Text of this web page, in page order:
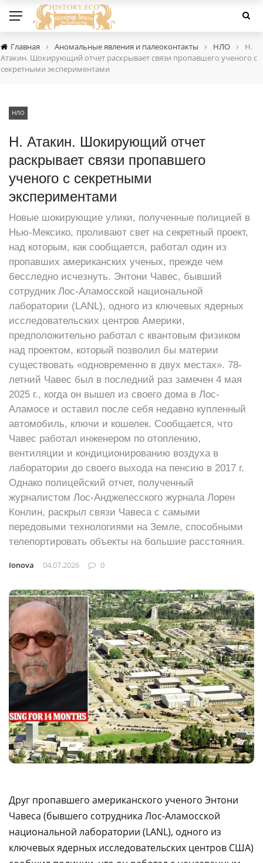
Главная › Аномальные явления и палеоконтакты › НЛО ›
Н.
Атакин. Шокирующий отчет раскрывает связи пропавшего ученого с
секретными экспериментами
НЛО
Н. Атакин. Шокирующий отчет
раскрывает связи пропавшего
ученого с секретными
экспериментами
Новые шокирующие улики, полученные полицией в
Нью-Мексико, проливают свет на секретный проект,
над которым, как сообщается, работал один из
пропавших американских ученых, прежде чем
бесследно исчезнуть. Энтони Чавес, бывший
сотрудник Лос-Аламосской национальной
лаборатории (LANL), одного из ключевых ядерных
исследовательских центров Америки,
предположительно работал с квантовым физиком
над проектом, который позволил бы материи
существовать «одновременно в двух местах». 78-
летний Чавес был в последний раз замечен 4 мая
2025 г., когда он вышел из своего дома в Лос-
Аламосе и оставил после себя недавно купленный
автомобиль, ключи и кошелек. Сообщается, что
Чавес работал инженером по отоплению,
вентиляции и кондиционированию воздуха в
лаборатории до своего выхода на пенсию в 2017 г.
Однако полицейский отчет, полученный
журналистом Лос-Анджелесского журнала Лорен
Конлин, раскрыл связи Чавеса с самыми
передовыми технологиями на Земле, способными
телепортировать объекты на большие расстояния.
Ionova 04.07.2026 0
Друг пропавшего американского ученого Энтони
Чавеса (бывшего сотрудника Лос-Аламосской
национальной лаборатории (LANL), одного из
ключевых ядерных исследовательских центров США)